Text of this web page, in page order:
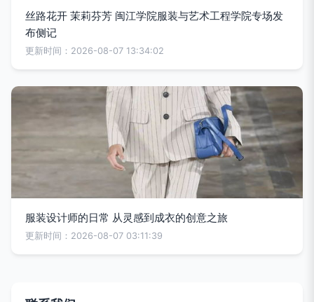
丝路花开 茉莉芬芳 闽江学院服装与艺术工程学院专场发
布侧记
更新时间：2026-08-07 13:34:02
服装设计师的日常 从灵感到成衣的创意之旅
更新时间：2026-08-07 03:11:39